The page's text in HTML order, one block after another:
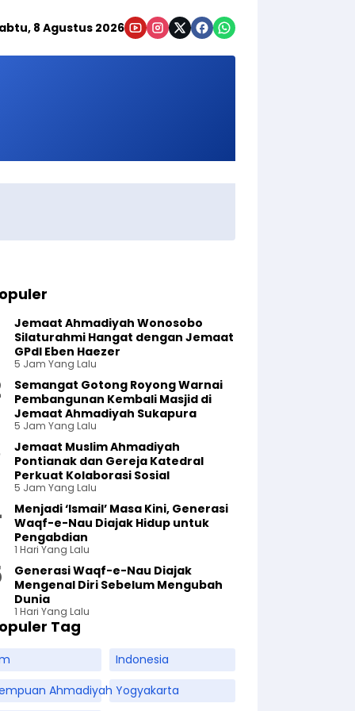
8 Agustus 2026
Jemaat Ahmadiyah Wonosobo
Silaturahmi Hangat dengan Jemaat
GPdI Eben Haezer
5 Jam Yang Lalu
Semangat Gotong Royong Warnai
Pembangunan Kembali Masjid di
Jemaat Ahmadiyah Sukapura
5 Jam Yang Lalu
Jemaat Muslim Ahmadiyah
Pontianak dan Gereja Katedral
Perkuat Kolaborasi Sosial
5 Jam Yang Lalu
Menjadi ‘Ismail’ Masa Kini, Generasi
Waqf-e-Nau Diajak Hidup untuk
Pengabdian
1 Hari Yang Lalu
Generasi Waqf-e-Nau Diajak
Mengenal Diri Sebelum Mengubah
Dunia
1 Hari Yang Lalu
Tag
Indonesia
Ahmadiyah Yogyakarta